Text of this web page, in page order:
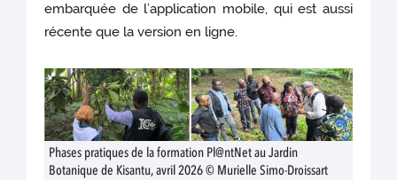
embarquée de l’application mobile, qui est aussi
récente que la version en ligne.
Phases pratiques de la formation Pl@ntNet au Jardin
Botanique de Kisantu, avril 2026 © Murielle Simo-Droissart